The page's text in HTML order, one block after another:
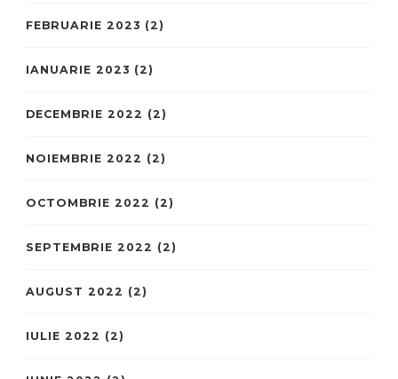
FEBRUARIE 2023 (2)
IANUARIE 2023 (2)
DECEMBRIE 2022 (2)
NOIEMBRIE 2022 (2)
OCTOMBRIE 2022 (2)
SEPTEMBRIE 2022 (2)
AUGUST 2022 (2)
IULIE 2022 (2)